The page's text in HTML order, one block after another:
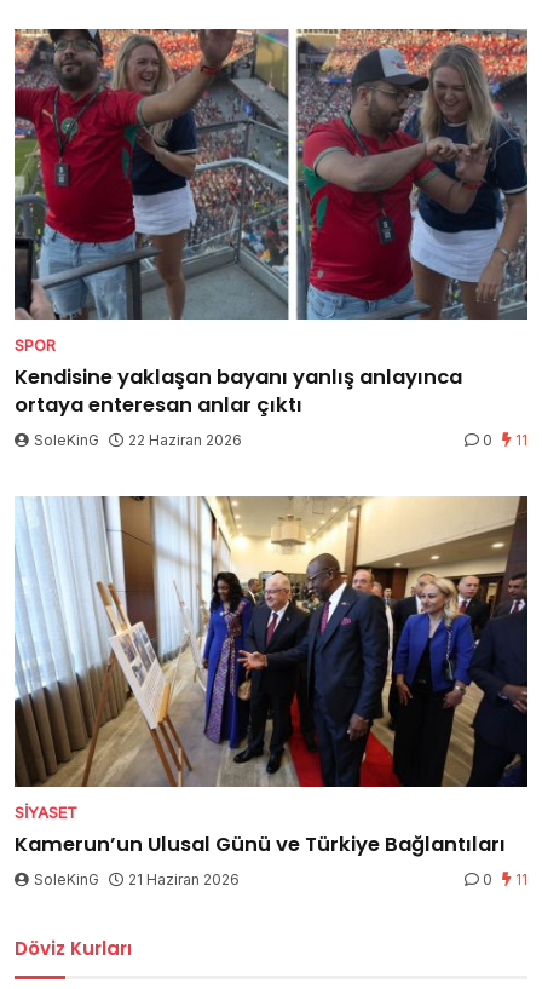
SPOR
Kendisine yaklaşan bayanı yanlış anlayınca
ortaya enteresan anlar çıktı
SoleKinG 22 Haziran 2026 0 11
SIYASET
Kamerun’un Ulusal Günü ve Türkiye Bağlantıları
SoleKinG 21 Haziran 2026 0 11
Döviz Kurları